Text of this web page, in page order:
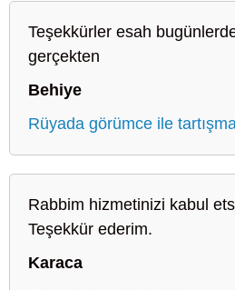
Teşekkürler esah
gerçekten
Behiye
Rüyada görümce ile
Rabbim hizmetinizi kabul
Teşekkür ederim.
Karaca